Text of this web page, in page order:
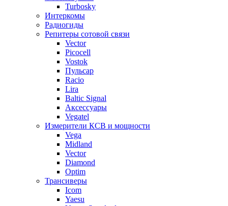
Turbosky
Интеркомы
Радиогиды
Репитеры сотовой связи
Vector
Picocell
Vostok
Пульсар
Racio
Lira
Baltic Signal
Аксессуары
Vegatel
Измерители КСВ и мощности
Vega
Midland
Vector
Diamond
Optim
Трансиверы
Icom
Yaesu